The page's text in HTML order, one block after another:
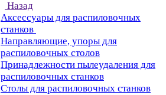
Назад
Аксессуары для распиловочных
станков
Направляющие, упоры для
распиловочных столов
Принадлежности пылеудаления для
распиловочных станков
Столы для распиловочных станков